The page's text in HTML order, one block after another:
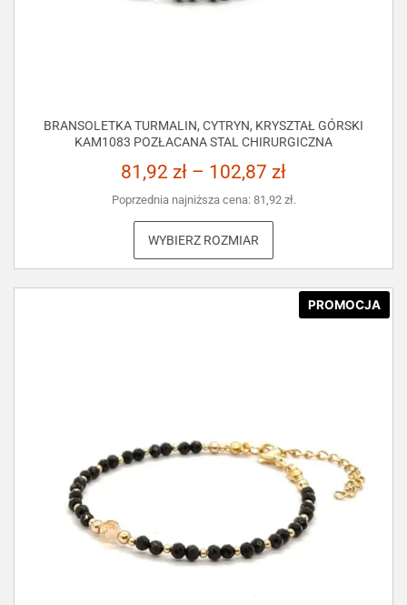
BRANSOLETKA TURMALIN, CYTRYN, KRYSZTAŁ GÓRSKI
KAM1083 POZŁACANA STAL CHIRURGICZNA
81,92 zł – 102,87 zł
Poprzednia najniższa cena: 81,92 zł.
WYBIERZ ROZMIAR
PROMOCJA